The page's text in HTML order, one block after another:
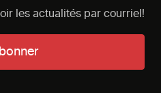
les actualités par courriel!